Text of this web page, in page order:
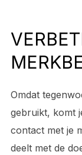
Omdat
gebruikt, komt
contact met je
deelt met de